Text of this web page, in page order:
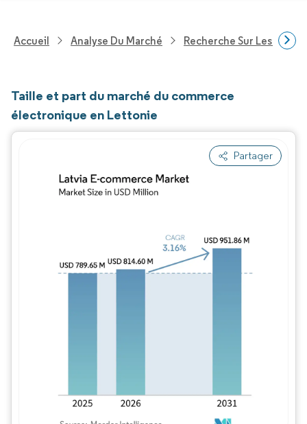
Accueil Analyse Du Marché Recherche Sur Les
Taille et part du marché du commerce
électronique en Lettonie
Partager